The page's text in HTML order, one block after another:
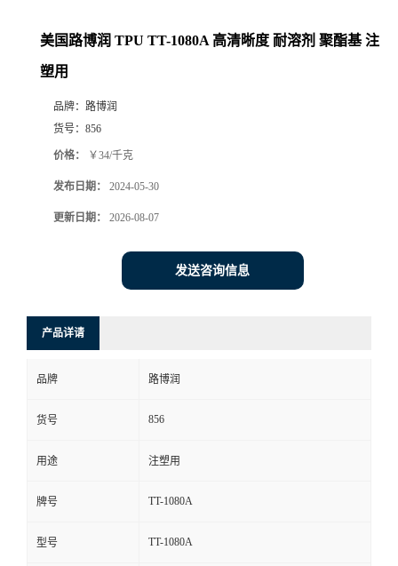
美国路博润 TPU TT-1080A 高清晰度 耐溶剂 聚酯基 注
塑用
品牌： 路博润
货号： 856
价格： ￥34/千克
发布日期： 2024-05-30
更新日期： 2026-08-07
发送咨询信息
产品详请
品牌 路博润
货号 856
用途 注塑用
牌号 TT-1080A
型号 TT-1080A